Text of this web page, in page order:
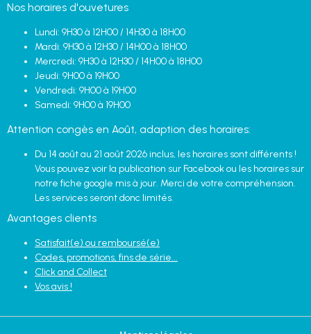
Nos horaires d'ouvetures
Lundi: 9H30 à 12H00 / 14H30 à 18H00
Mardi: 9H30 à 12H30 / 14H00 à 18H00
Mercredi: 9H30 à 12H30 / 14H00 à 18H00
Jeudi: 9H00 à 19H00
Vendredi: 9H00 à 19H00
Samedi: 9H00 à 19H00
Attention congès en Août, adaption des horaires:
Du 14 août au 21 août 2026 inclus, les horaires sont différents !
Vous pouvez voir la publication sur Facebook ou les horaires sur
notre fiche google mis à jour. Merci de votre compréhension.
Les services seront donc limités.
Avantages clients
Satisfait(e) ou remboursé(e)
Codes, promotions, fins de série...
Click and Collect
Vos avis !